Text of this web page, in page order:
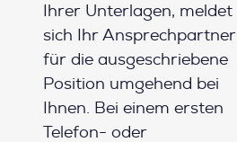
Ihrer Unterlagen, meldet
sich Ihr Ansprechpartner
für die ausgeschriebene
Position umgehend bei
Ihnen. Bei einem ersten
Telefon- oder